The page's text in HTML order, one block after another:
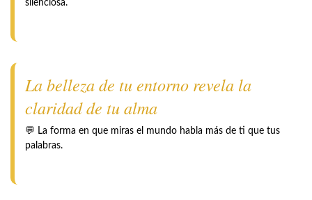
silenciosa.
La belleza de tu entorno revela la
claridad de tu alma
💬 La forma en que miras el mundo habla más de ti que tus
palabras.